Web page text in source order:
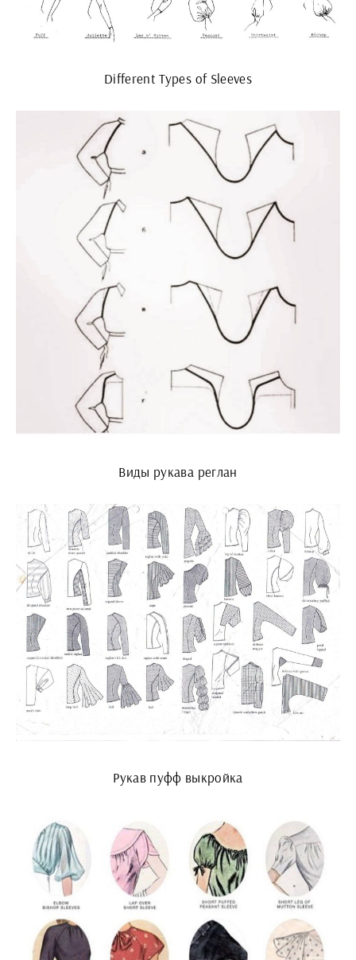
Different Types of Sleeves
Виды рукава реглан
Рукав пуфф выкройка